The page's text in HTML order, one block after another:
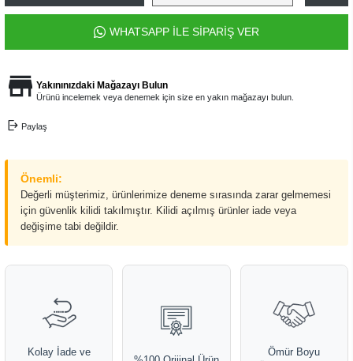
WHATSAPP İLE SİPARİŞ VER
Yakınınızdaki Mağazayı Bulun
Ürünü incelemek veya denemek için size en yakın mağazayı bulun.
Paylaş
Önemli:
Değerli müşterimiz, ürünlerimize deneme sırasında zarar gelmemesi
için güvenlik kilidi takılmıştır. Kilidi açılmış ürünler iade veya
değişime tabi değildir.
Kolay İade ve
Ömür Boyu